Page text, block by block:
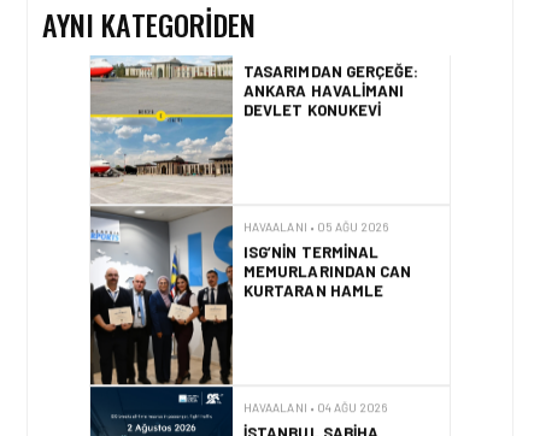
AYNI KATEGORIDEN
ISG’NIN TERMINAL
MEMURLARINDAN CAN
KURTARAN HAMLE
HAVAALANI • 04 AĞU 2026
İSTANBUL SABIHA
GÖKÇEN’DE TÜM
ZAMANLARIN UÇUŞ VE
HAVAALANI • 01 AĞU 2026